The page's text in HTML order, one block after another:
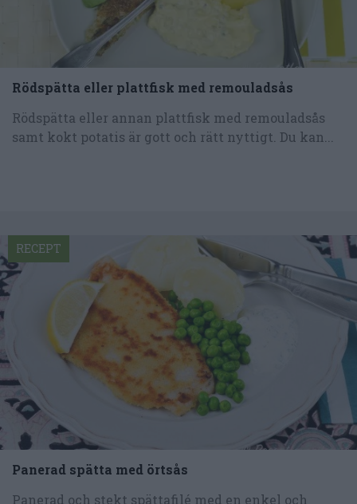
Rödspätta eller plattfisk med remouladsås
Rödspätta eller annan plattfisk med remouladsås
samt kokt potatis är gott och rätt nyttigt. Du kan...
Panerad spätta med örtsås
Panerad och stekt spättafilé med en enkel och
RECEPT